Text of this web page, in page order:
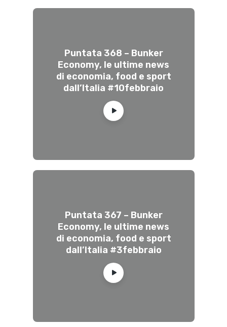
Puntata 368 – Bunker
Economy, le ultime news
di economia, food e sport
dall’Italia #10febbraio
Puntata 367 – Bunker
Economy, le ultime news
di economia, food e sport
dall’Italia #3febbraio